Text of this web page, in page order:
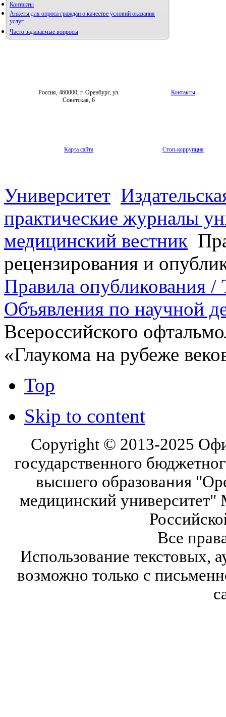
Фотогалерея
Контакты
Анкеты для опроса граждан о качестве условий оказания
услуг
Часто задаваемые вопросы
Россия, 460000, г. Оренбург, ул.
Советская, 6
Контакты
Карта сайта Стоп-коррупция
Университет
практические журналы
медицинский вестник
рецензирования и
Правила опубликования
Объявления по научной
Всероссийского
«Глаукома на рубеже
Top
Skip to content
Copyright © 2013-2025
государственного
высшего образования
медицинский университет"
Все
Использование текстовых,
возможно только с